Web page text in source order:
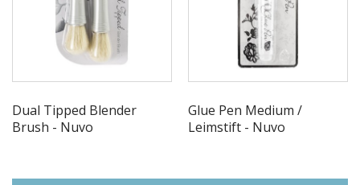
Dual Tipped Blender
Brush - Nuvo
Glue Pen Medium /
Leimstift - Nuvo